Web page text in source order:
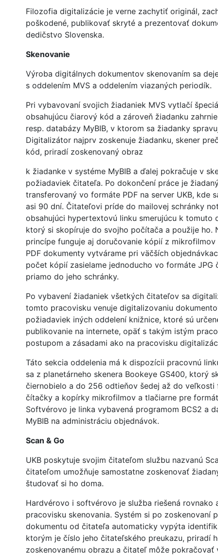
Filozofia digitalizácie je verne zachytiť originál,
poškodené, publikovať skryté a prezentovať
dedičstvo Slovenska.
Skenovanie
Výroba digitálnych dokumentov skenovaním sa
s oddelením MVS a oddelením viazaných periodík.
Pri vybavovaní svojich žiadaniek MVS vytlačí
obsahujúcu čiarový kód a zároveň žiadanku
resp. databázy MyBIB, v ktorom sa žiadanky
Digitalizátor najprv zoskenuje žiadanku, skener
kód, priradí zoskenovaný obraz
k žiadanke v systéme MyBIB a ďalej pokračuje v
požiadaviek čitateľa. Po dokončení práce je
transferovaný vo formáte PDF na server UKB, kde
asi 90 dní. Čitateľovi príde do mailovej schránky
obsahujúci hypertextovú linku smerujúcu k tomuto
ktorý si skopíruje do svojho počítača a použije ho.
princípe funguje aj doručovanie kópií z
PDF dokumenty vytvárame pri väčších
počet kópií zasielame jednoducho vo formáte JPG
priamo do jeho schránky.
Po vybavení žiadaniek všetkých čitateľov sa
tomto pracovisku venuje digitalizovaniu
požiadaviek iných oddelení knižnice, ktoré sú
publikovanie na internete, opäť s takým istým
postupom a zásadami ako na pracovisku
Táto sekcia oddelenia má k dispozícii pracovnú
sa z planetárneho skenera Bookeye GS400, ktorý
čiernobielo a do 256 odtieňov šedej až do veľkosti
čítačky a kopírky mikrofilmov a tlačiarne pre
Softvérovo je linka vybavená programom BCS2 a
MyBIB na administráciu objednávok.
Scan & Go
UKB poskytuje svojim čitateľom službu nazvanú
čitateľom umožňuje samostatne zoskenovať
študovať si ho doma.
Hardvérovo i softvérovo je služba riešená rovnako
pracovisku skenovania. Systém si po zoskenovaní
dokumentu od čitateľa automaticky vypýta
ktorým je číslo jeho čitateľského preukazu, priradí
zoskenovanému obrazu a čitateľ môže pokračovať